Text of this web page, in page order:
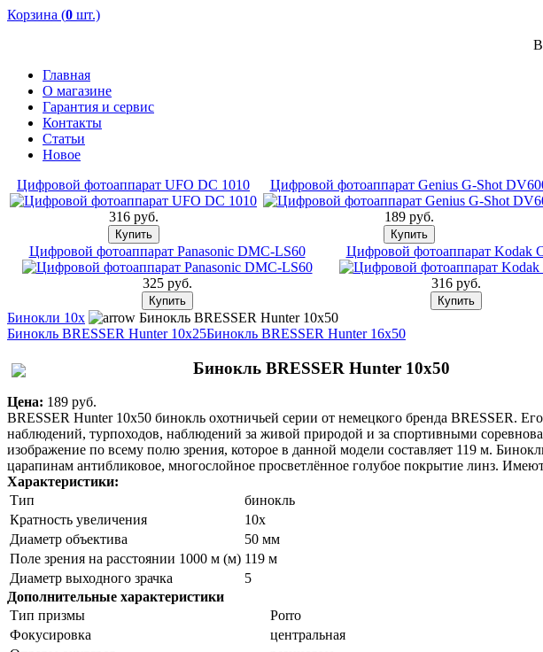
Корзина (0 шт.)
Главная
О магазине
Гарантия и сервис
Контакты
Статьи
Новое
Цифровой фотоаппарат UFO DC 1010
316 pуб.
Цифровой фотоаппарат Genius G-Shot
189 pуб.
Цифровой фотоаппарат Panasonic DMC-LS60
325 pуб.
Цифровой фотоаппарат Kodak
316 pуб.
Бинокли 10x
Бинокль BRESSER Hunter 10x50
Бинокль BRESSER Hunter 10x25Бинокль BRESSER Hunter 16x50
Бинокль BRESSER Hunter 10x50
Цена: 189 pуб.
BRESSER Hunter 10x50 бинокль охотничьей серии от немецкого бренда BRESSER.
наблюдений, турпоходов, наблюдений за живой природой и за спортивными
изображение по всему полю зрения, которое в данной модели составляет 119 м.
царапинам антибликовое, многослойное просветлённое голубое покрытие линз.
Характеристики:
Тип
бинокль
Кратность увеличения
10x
Диаметр объектива
50 мм
Поле зрения на расстоянии 1000 м (м) 119 м
Диаметр выходного зрачка
5
Дополнительные характеристики
Тип призмы
Porro
Фокусировка
центральная